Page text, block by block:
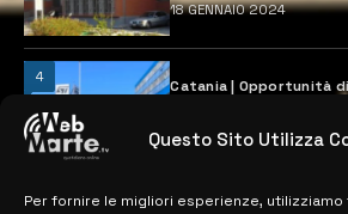
Questo Sito Utilizza
Per fornire le migliori esperienze,
18 GENNAIO 2024
4
Catania | Opportunità
28 MARZO 2024